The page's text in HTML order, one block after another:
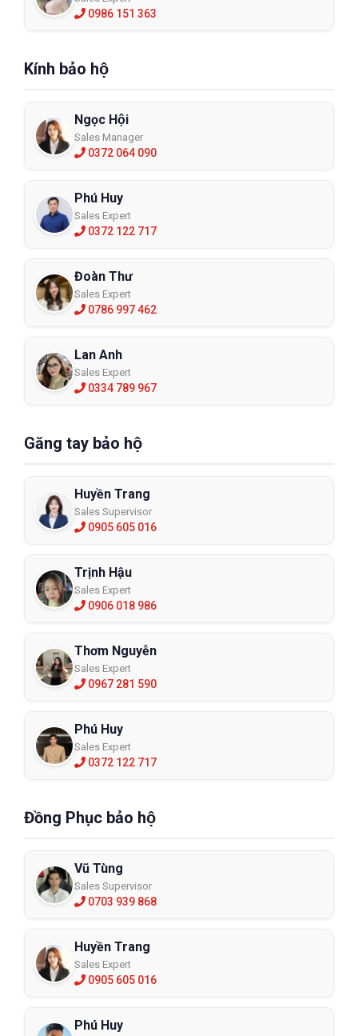
0986 151 363
Kính bảo hộ
Ngọc Hội
Sales Manager
0372 064 090
Phú Huy
Sales Expert
0372 122 717
Đoàn Thư
Sales Expert
0786 997 462
Lan Anh
Sales Expert
0334 789 967
Găng tay bảo hộ
Huyền Trang
Sales Supervisor
0905 605 016
Trịnh Hậu
Sales Expert
0906 018 986
Thơm Nguyễn
Sales Expert
0967 281 590
Phú Huy
Sales Expert
0372 122 717
Đồng Phục bảo hộ
Vũ Tùng
Sales Supervisor
0703 939 868
Huyền Trang
Sales Expert
0905 605 016
Phú Huy